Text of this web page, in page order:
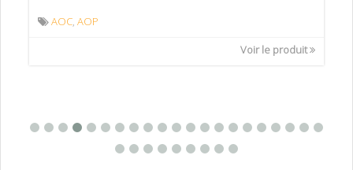
AOC,AOP
Voir le produit